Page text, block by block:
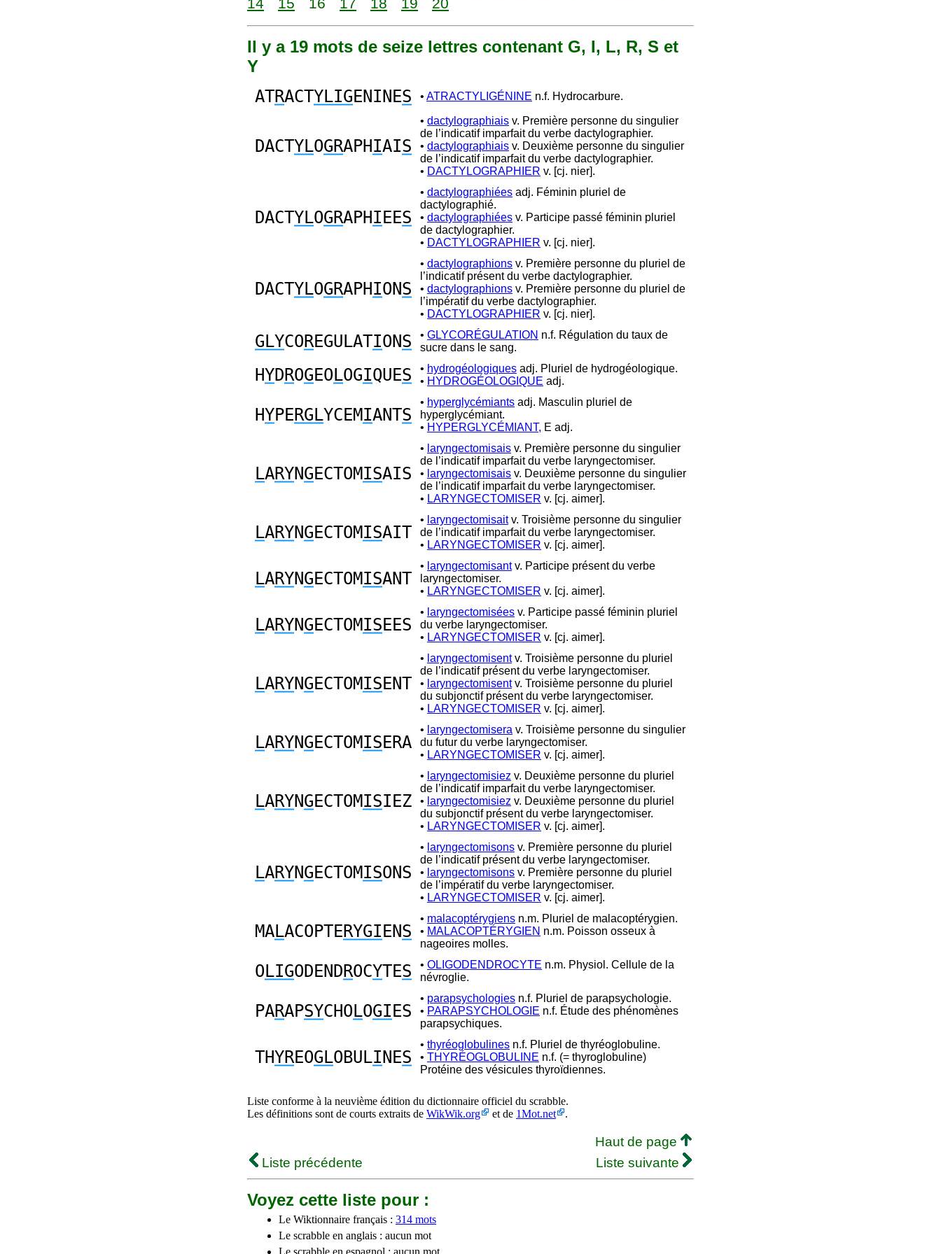
Il y a 19 mots de seize lettres contenant G, I, L, R, S et
Y
ATRACTYLIGENINES • ATRACTYLIGÉNINE n.f. Hydrocarbure.
DACTYLOGRAPHIAIS
• dactylographiais v. Première personne du singulier
de l’indicatif imparfait du verbe dactylographier.
• dactylographiais v. Deuxième personne du singulier
de l’indicatif imparfait du verbe dactylographier.
• DACTYLOGRAPHIER v. [cj. nier].
DACTYLOGRAPHI EES
• dactylographiées adj. Féminin pluriel de
dactylographié.
• dactylographiées v. Participe passé féminin pluriel
de dactylographier.
• DACTYLOGRAPHIER v. [cj. nier].
DACTYLOGRAPHIONS
• dactylographions v. Première personne du pluriel de
l’indicatif présent du verbe dactylographier.
• dactylographions v. Première personne du pluriel de
l’impératif du verbe dactylographier.
• DACTYLOGRAPHIER v. [cj. nier].
GLYCOREGULATIONS • GLYCORÉGULATION n.f. Régulation du taux de
sucre dans le sang.
HYDROGEO LOGIQUES • hydrogéologiques adj. Pluriel de hydrogéologique.
• HYDROGÉOLOGIQUE adj.
HYPERGLYCEMIANTS
• hyperglycémiants adj. Masculin pluriel de
hyperglycémiant.
• HYPERGLYCÉMIANT, E adj.
LARYNGECTOMISAIS
• laryngectomisais v. Première personne du singulier
de l’indicatif imparfait du verbe laryngectomiser.
• laryngectomisais v. Deuxième personne du singulier
de l’indicatif imparfait du verbe laryngectomiser.
• LARYNGECTOMISER v. [cj. aimer].
LARYNGECTOMISAIT
• laryngectomisaitv. Troisième personne du singulier
de l’indicatif imparfait du verbe laryngectomiser.
• LARYNGECTOMISER v. [cj. aimer].
LARYNGECTOMISANT
• laryngectomisantv. Participe présent du verbe
laryngectomiser.
• LARYNGECTOMISER v. [cj. aimer].
LARYNGECTOMISEES
• laryngectomisées v. Participe passé féminin pluriel
du verbe laryngectomiser.
• LARYNGECTOMISER v. [cj. aimer].
LARYNGECTOMISENT
• laryngectomisentv. Troisième personne du pluriel
de l’indicatif présent du verbe laryngectomiser.
• laryngectomisentv. Troisième personne du pluriel
du subjonctif présent du verbe laryngectomiser.
• LARYNGECTOMISER v. [cj. aimer].
LARYNGECTOMISERA
• laryngectomisera v. Troisième personne du singulier
du futur du verbe laryngectomiser.
• LARYNGECTOMISER v. [cj. aimer].
LARYNGECTOMISIEZ
• laryngectomisiez v. Deuxième personne du pluriel
de l’indicatif imparfait du verbe laryngectomiser.
• laryngectomisiez v. Deuxième personne du pluriel
du subjonctif présent du verbe laryngectomiser.
• LARYNGECTOMISER v. [cj. aimer].
LARYNGECTOMISONS
• laryngectomisons v. Première personne du pluriel
de l’indicatif présent du verbe laryngectomiser.
• laryngectomisons v. Première personne du pluriel
de l’impératif du verbe laryngectomiser.
• LARYNGECTOMISER v. [cj. aimer].
MALACOPTERYGI ENS
• malacoptérygiens n.m. Pluriel de malacoptérygien.
• MALACOPTÉRYGIEN n.m. Poisson osseux à
nageoires molles.
O LIGODENDROCYTES • OLIGODENDROCYTE n.m. Physiol. Cellule de la
névroglie.
PARAPSYCHO LOGI ES
• parapsychologies n.f. Pluriel de parapsychologie.
• PARAPSYCHOLOGIE n.f. Étude des phénomènes
parapsychiques.
THYREOGLOBULI NES
• thyréoglobulines n.f. Pluriel de thyréoglobuline.
• THYRÉOGLOBULINE n.f. (= thyroglobuline)
Protéine des vésicules thyroïdiennes.
Liste conforme à la neuvième édition du dictionnaire officiel du scrabble.
Les définitions sont de courts extraits de WikWik.org et de 1Mot.net .
Haut de page
Liste précédente
Liste suivante
Voyez cette liste pour :
Le Wiktionnaire français : 314 mots
Le scrabble en anglais : aucun mot
Le scrabble en espagnol : aucun mot